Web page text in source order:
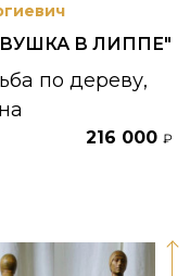
В ЛИППЕ"
по дереву,
216 000 ₽